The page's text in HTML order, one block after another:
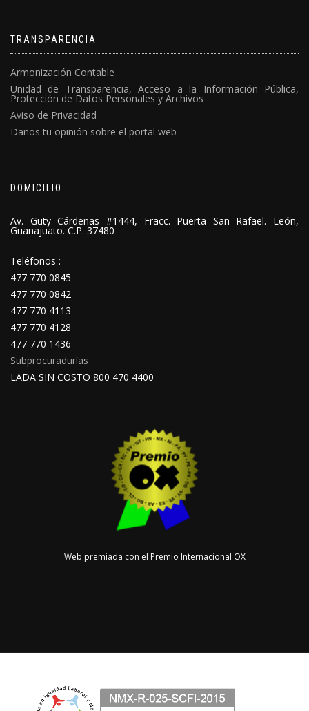
TRANSPARENCIA
Armonización Contable
Unidad de Transparencia, Acceso a la Información Pública,
Protección de Datos Personales y Archivos
Aviso de Privacidad
Danos tu opinión sobre el portal web
DOMICILIO
Av. Guty Cárdenas #1444, Fracc. Puerta San Rafael. León,
Guanajuato. C.P. 37480
Teléfonos :
477 770 0845
477 770 0842
477 770 4113
477 770 4128
477 770 1436
Subprocuradurías
LADA SIN COSTO 800 470 4400
Web premiada con el Premio Internacional OX